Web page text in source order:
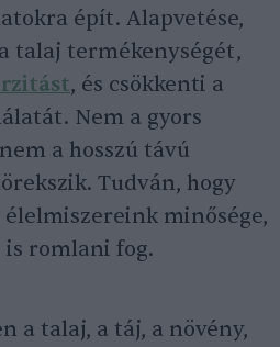
épít. Alapvetése,
talaj termékenységét,
, és csökkenti a
Nem a gyors
a hosszú távú
Tudván, hogy
minősége,
romlani fog.
a talaj, a táj, a növény,